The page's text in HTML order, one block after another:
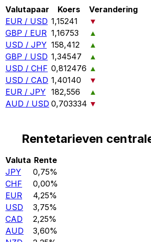
Valutapaar Koers
Verandering
EUR / USD 1,15241
▼
GBP / EUR 1,16753
▲
USD / JPY 158,412
▲
GBP / USD 1,34547
▲
USD / CHF 0,812476 ▲
USD / CAD 1,40140
▼
EUR / JPY 182,556
▲
AUD / USD 0,703334 ▼
Rentetarieven
Valuta Rente
JPY
0,75%
CHF
0,00%
EUR
4,25%
USD
3,75%
CAD
2,25%
AUD
3,60%